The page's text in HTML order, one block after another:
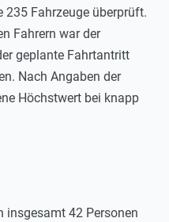
235 Fahrzeuge überprüft.
Fahrern war der
geplante Fahrtantritt
Nach Angaben der
Höchstwert bei knapp
insgesamt 42 Personen